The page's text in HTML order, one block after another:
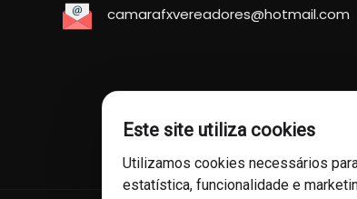
camarafxvereadores@hotmail.com
Este site utiliza cookies
Utilizamos cookies necessários
estatística, funcionalidade e